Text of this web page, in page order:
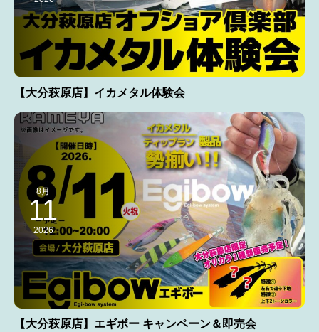
【大分萩原店】イカメタル体験会
8月
11
2026
【大分萩原店】エギボー キャンペーン＆即売会